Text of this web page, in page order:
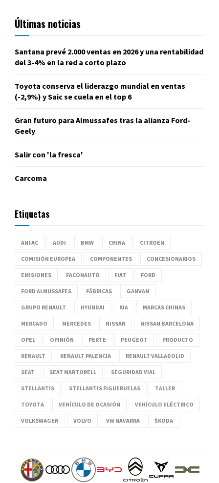
Últimas noticias
Santana prevé 2.000 ventas en 2026 y una rentabilidad
del 3-4% en la red a corto plazo
Toyota conserva el liderazgo mundial en ventas
(-2,9%) y Saic se cuela en el top 6
Gran futuro para Almussafes tras la alianza Ford-
Geely
Salir con 'la fresca'
Carcoma
Etiquetas
ANFAC AUDI BMW CHINA CITROËN
COMISIÓN EUROPEA COMPONENTES CONCESIONARIOS
EMISIONES FACONAUTO FIAT FORD
FORD ALMUSSAFES FÁBRICAS GANVAM
GRUPO RENAULT HYUNDAI KIA MARCAS CHINAS
MERCADO MERCEDES NISSAN NISSAN BARCELONA
OPEL OPINIÓN PERTE PEUGEOT PRODUCTO
RENAULT RENAULT PALENCIA RENAULT VALLADOLID
SEAT SEAT MARTORELL SEGURIDAD VIAL
STELLANTIS STELLANTIS FIGUERUELAS TALLER
TOYOTA VEHÍCULO DE OCASIÓN VEHÍCULO ELÉCTRICO
VOLKSWAGEN VOLVO VW NAVARRA ŠKODA